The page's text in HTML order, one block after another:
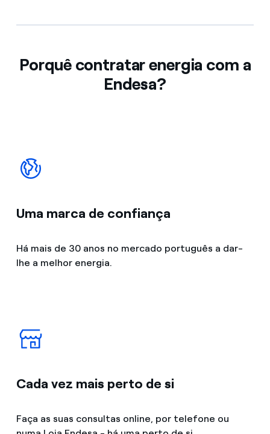
Porquê contratar energia com a
Endesa?
Uma marca de confiança
Há mais de 30 anos no mercado português a dar-
lhe a melhor energia.
Cada vez mais perto de si
Faça as suas consultas online, por telefone ou